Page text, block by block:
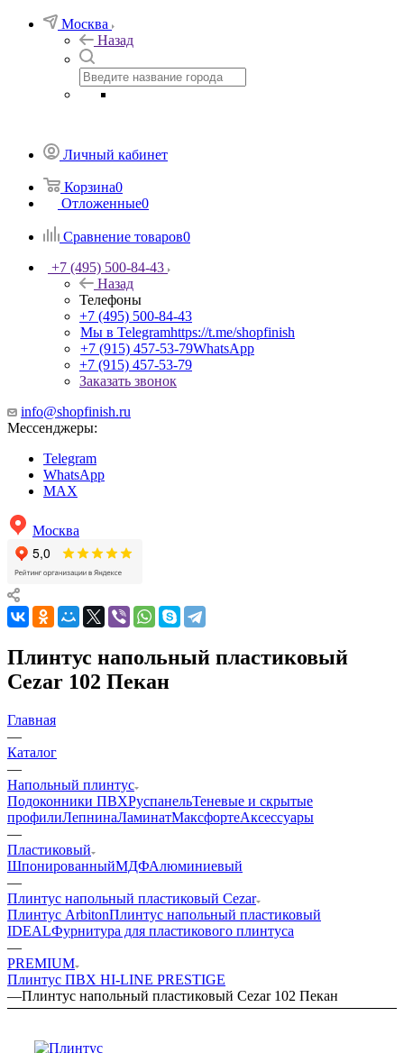
Москва
Назад
Личный кабинет
Корзина0
Отложенные0
Сравнение товаров0
+7 (495) 500-84-43
Назад
Телефоны
+7 (495) 500-84-43
Мы в Telegramhttps://t.me/shopfinish
+7 (915) 457-53-79WhatsApp
+7 (915) 457-53-79
Заказать звонок
info@shopfinish.ru
Мессенджеры:
Telegram
WhatsApp
MAX
Москва
Плинтус напольный пластиковый
Cezar 102 Пекан
Главная
—
Каталог
—
Напольный плинтус
Подоконники ПВХРуспанельТеневые и скрытые
профилиЛепнинаЛаминатМаксфортеАксессуары
—
Пластиковый
ШпонированныйМДФАлюминиевый
—
Плинтус напольный пластиковый Cezar
Плинтус ArbitonПлинтус напольный пластиковый
IDEALФурнитура для пластикового плинтуса
—
PREMIUM
Плинтус ПВХ HI-LINE PRESTIGE
—Плинтус напольный пластиковый Cezar 102 Пекан